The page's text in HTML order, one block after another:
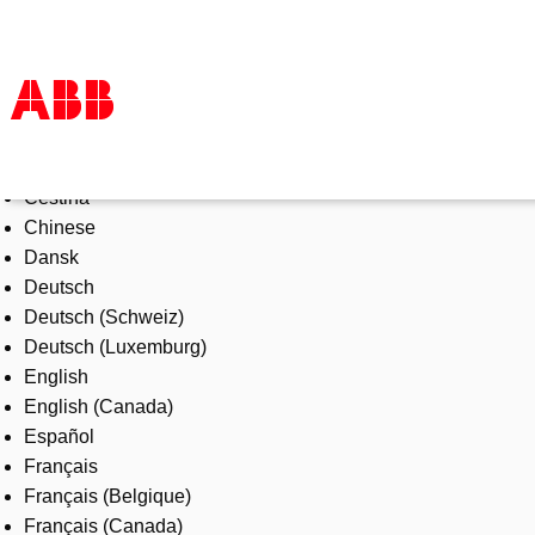
Products & Solutions
Industries
Services
About us
Where to buy
Contact us
Careers
Čeština
Chinese
Dansk
Deutsch
Deutsch (Schweiz)
Deutsch (Luxemburg)
English
English (Canada)
Español
Français
Français (Belgique)
Français (Canada)